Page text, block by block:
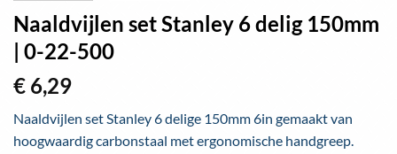
Naaldvijlen set Stanley 6 delig 150mm
| 0-22-500
€ 6,29
Naaldvijlen set Stanley 6 delige 150mm 6in gemaakt van
hoogwaardig carbonstaal met ergonomische handgreep.